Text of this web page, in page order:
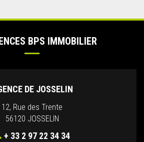
BPS IMMOBILIER
DE JOSSELIN
12, Rue des Trente
56120 JOSSELIN
+ 33 2 97 22 34 34